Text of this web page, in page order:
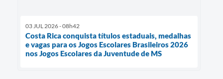
03 JUL 2026 - 08h42
Costa Rica conquista títulos estaduais, medalhas
e vagas para os Jogos Escolares Brasileiros 2026
nos Jogos Escolares da Juventude de MS